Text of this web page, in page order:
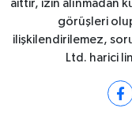
aittir, izin alınmadan
görüşleri olup
ilişkilendirilemez,
Ltd. harici